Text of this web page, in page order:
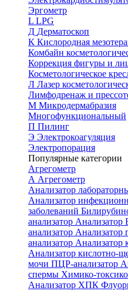
Эргометр
L LPG
Д Дерматоскоп
К Кислородная
Комбайн
Коррекция фигуры и
Косметологическое
Л Лазер
Лимфодренаж и
М Микродермабразия
Многофункциональный
П Пилинг
Э Электрокоагуляция
Электропорация
Популярные категории
Агрегометр
А Агрегометр
Анализатор
Анализатор
заболеваний
анализатор
анализатор Анализатор
анализатор Анализатор
Анализатор кислотно-
мочи ПЦР-анализатор
спермы Химико-
Анализатор ХПК